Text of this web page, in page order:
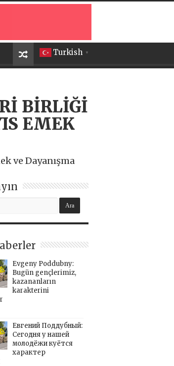
Turkish ▼
BİRLİĞİ
EMEK
ve Dayanışma
Evgeny Poddubny:
Bugün gençlerimiz,
kazananların
karakterini
Евгений Поддубный:
Сегодня у нашей
молодёжи куётся
характер